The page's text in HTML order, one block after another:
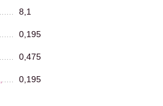
8,1
0,195
0,475
0,195